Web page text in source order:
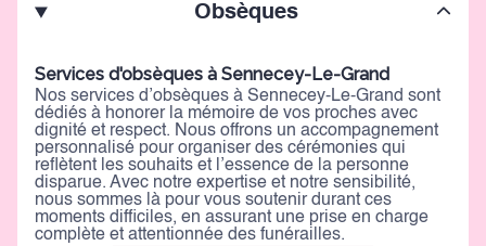
Obsèques
Services d'obsèques à Sennecey-Le-Grand
Nos services d’obsèques à Sennecey-Le-Grand sont
dédiés à honorer la mémoire de vos proches avec
dignité et respect. Nous offrons un accompagnement
personnalisé pour organiser des cérémonies qui
reflètent les souhaits et l’essence de la personne
disparue. Avec notre expertise et notre sensibilité,
nous sommes là pour vous soutenir durant ces
moments difficiles, en assurant une prise en charge
complète et attentionnée des funérailles.